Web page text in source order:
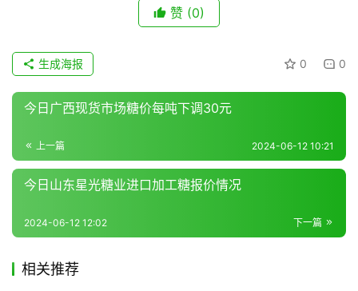
专
题
地
产
赞 (0)
0 0
生成海报
今日广西现货市场糖价每吨下调30元
上一篇 2024-06-12 10:21
今日山东星光糖业进口加工糖报价情况
下一篇
2024-06-12 12:02
相关推荐